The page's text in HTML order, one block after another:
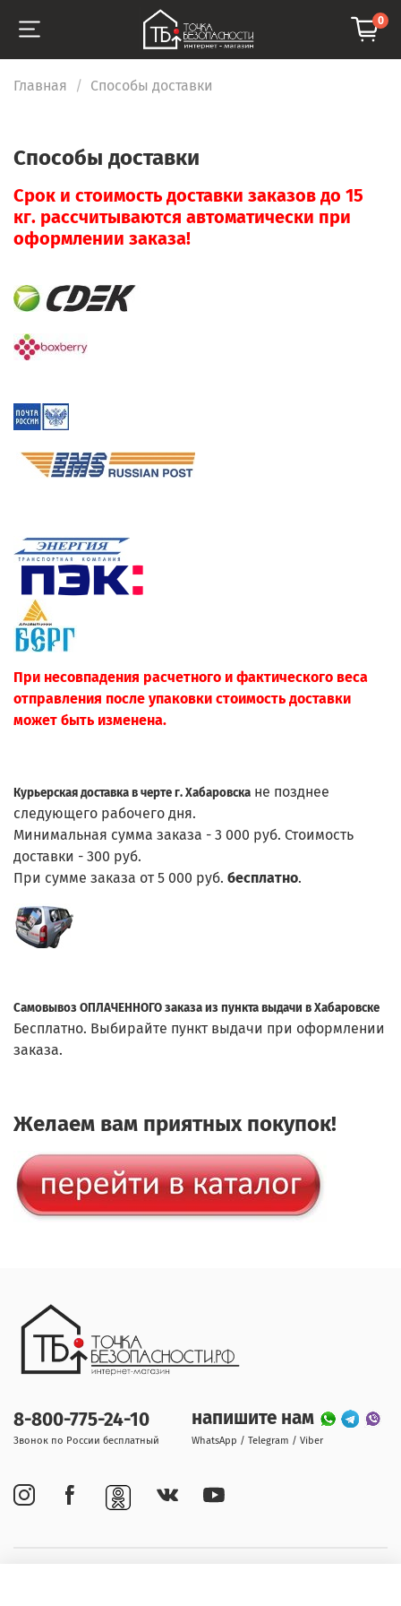
0
Главная Способы доставки
Способы доставки
Срок и стоимость доставки заказов до 15
кг. рассчитываются автоматически при
оформлении заказа!
При несовпадения расчетного и фактического веса
отправления после упаковки стоимость доставки
может быть изменена.
Курьерская доставка в черте г. Хабаровска не позднее
следующего рабочего дня.
Минимальная сумма заказа - 3 000 руб. Стоимость
доставки - 300 руб.
При сумме заказа от 5 000 руб. бесплатно.
Самовывоз ОПЛАЧЕННОГО заказа из пункта выдачи в Хабаровске
Бесплатно. Выбирайте пункт выдачи при оформлении
заказа.
Желаем вам приятных покупок!
8-800-775-24-10
Звонок по России бесплатный
напишите нам
WhatsApp / Telegram / Viber